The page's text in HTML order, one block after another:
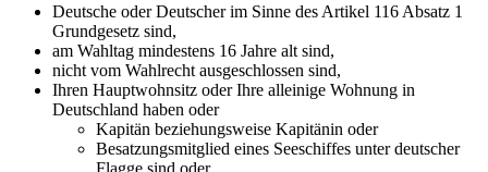
Deutsche oder Deutscher im Sinne des Artikel 116 Absatz 1
Grundgesetz sind,
am Wahltag mindestens 16 Jahre alt sind,
nicht vom Wahlrecht ausgeschlossen sind,
Ihren Hauptwohnsitz oder Ihre alleinige Wohnung in
Deutschland haben oder
Kapitän beziehungsweise Kapitänin oder
Besatzungsmitglied eines Seeschiffes unter deutscher
Flagge sind oder